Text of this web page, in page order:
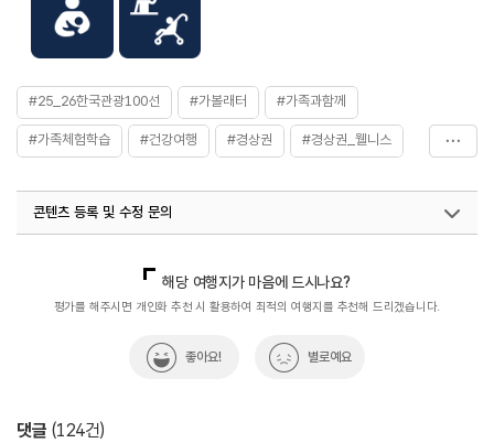
#25_26한국관광100선 #가볼래터 #가족과함께
#가족체험학습 #건강여행 #경상권 #경상권_웰니스
#산책하기좋은곳 #산청동의보감촌
#이색체험 #자연환경
#한방
콘텐츠 등록 및 수정 문의
의료웰니스팀(우수웰니스관광지)
033-738-3380
열린관광콘텐츠팀(열린관광-모두의여행)
033-738-3425
해당 여행지가 마음에 드시나요?
평가를 해주시면 개인화 추천 시 활용하여 최적의 여행지를 추천해 드리겠습니다.
좋아요! 별로예요
댓글 (124건)